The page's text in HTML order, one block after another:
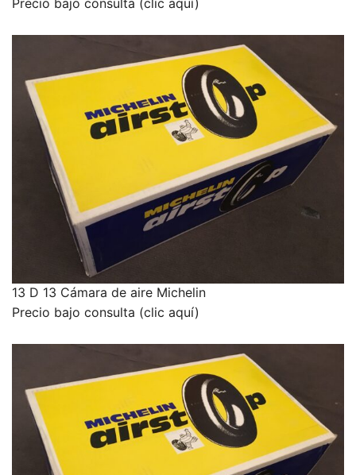
13 D 13 Cámara de aire Michelin
Precio bajo consulta (clic aquí)